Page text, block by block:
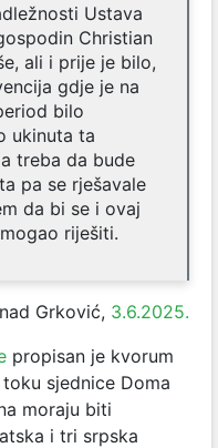
Ustava
Christian
ali i prije je bilo,
gdje je na
bilo
ukinuta ta
treba da bude
pa se rješavale
da bi se i ovaj
riješiti.
Grković, 3.6.2025.
propisan je kvorum
sjednice Doma
moraju biti
i tri srpska